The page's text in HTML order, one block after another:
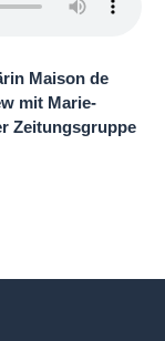
Maison de
mit Marie-
Zeitungsgruppe